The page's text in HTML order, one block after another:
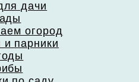
дачи
огород
парники